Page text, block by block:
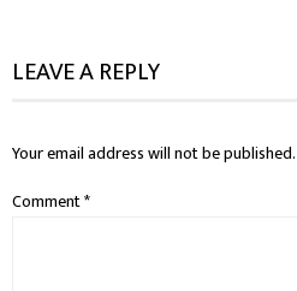
LEAVE A REPLY
Your email address will not be published.
Comment*